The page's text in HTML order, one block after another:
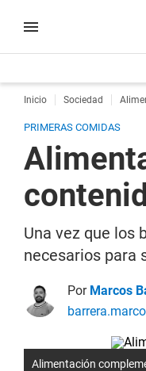
Inicio Sociedad
PRIMERAS COMIDAS
Una vez que los
necesarios para
Por Marcos
Alimentación